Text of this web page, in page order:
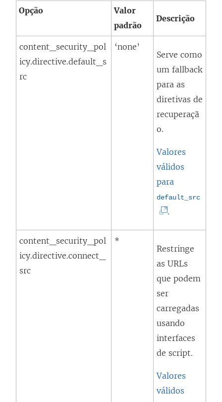
Opção
Valor
padrão
Descrição
content_security_pol
icy.directive.default_s
rc
‘none’
Serve como
um fallback
para as
diretivas de
recuperaçã
o.
Valores
válidos
para
default_src(
.
content_security_pol
icy.directive.connect_
src
*
Restringe
as URLs
que podem
ser
carregadas
usando
interfaces
de script.
Valores
válidos